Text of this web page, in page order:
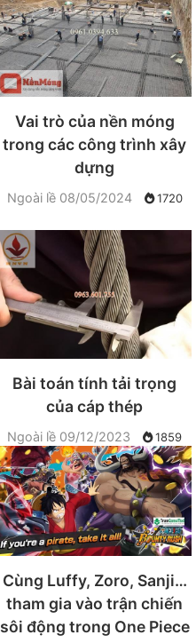
Vai trò của nền móng
trong các công trình xây
dựng
Ngoài lề 08/05/2024 1720
Bài toán tính tải trọng
của cáp thép
Ngoài lề 09/12/2023 1859
Cùng Luffy, Zoro, Sanji…
tham gia vào trận chiến
sôi động trong One Piece